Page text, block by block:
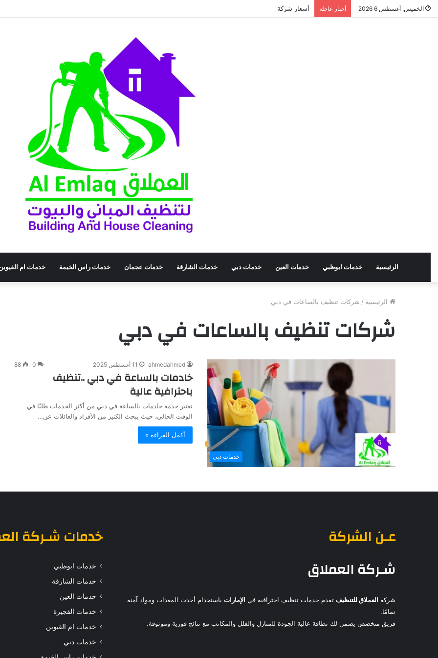
الخميس, أغسطس 6 2026 أخبار عاجلة أسعار شركة مكافحة النمل الابيض في العين 2026
الرئيسية خدمات ابوظبي خدمات العين خدمات دبي خدمات الشارقة خدمات عجمان خدمات راس الخيمة خدمات ام
الرئيسية / شركات تنظيف بالساعات في دبي
شركات تنظيف بالساعات في دبي
خدمات دبي
ahmedahmed 11 أغسطس 2025 0
88
خادمات بالساعة في دبي ..تنظيف
باحترافية عالية
تعتبر خدمة خادمات بالساعة في دبي من أكثر الخدمات طلبًا في
الوقت الحالي، حيث يبحث الكثير من الأفراد والعائلات عن…
أكمل القراءة »
عـن الشركة
شـركة العملاق
شركة العملاق للتنظيف تقدم خدمات تنظيف احترافية في الإمارات باستخدام أحدث المعدات ومواد آمنة
تمامًا.
فريق متخصص يضمن لك نظافة عالية الجودة للمنازل والفلل والمكاتب مع نتائج فورية وموثوقة.
خدمات شـركة
خدمات ابوظبي
خدمات الشارقة
خدمات العين
خدمات الفجيرة
خدمات ام القيوين
خدمات دبي